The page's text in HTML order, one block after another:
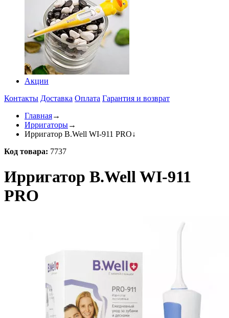
Акции
Контакты Доставка Оплата Гарантия и возврат
Главная→
Ирригаторы→
Ирригатор B.Well WI-911 PRO↓
Код товара: 7737
Ирригатор B.Well WI-911
PRO